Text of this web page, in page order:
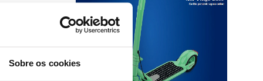
Sobre os cookies